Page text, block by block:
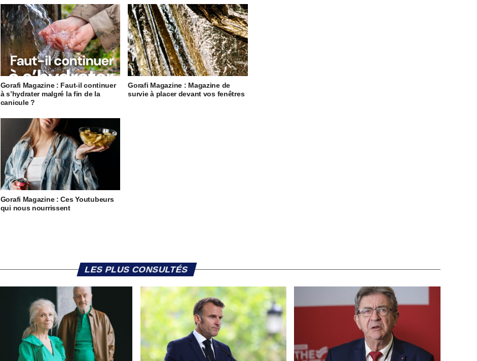
Gorafi Magazine : Faut-il continuer
à s’hydrater malgré la fin de la
canicule ?
Gorafi Magazine : Magazine de
survie à placer devant vos fenêtres
Gorafi Magazine : Ces Youtubeurs
qui nous nourrissent
LES PLUS CONSULTÉS